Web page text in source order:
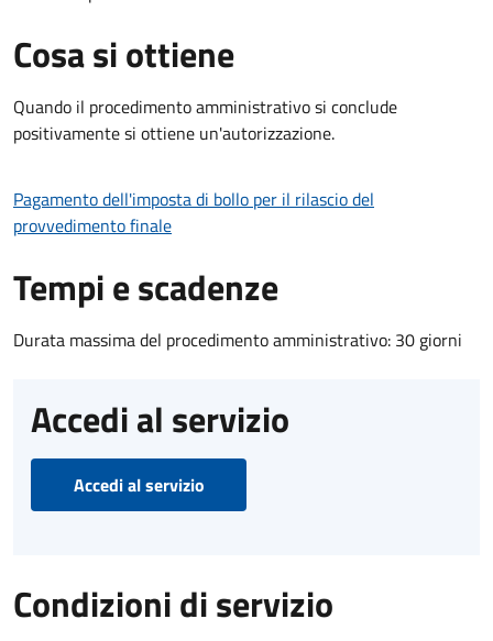
Cosa si ottiene
Quando il procedimento amministrativo si conclude
positivamente si ottiene un'autorizzazione.
Pagamento dell'imposta di bollo per il rilascio del
provvedimento finale
Tempi e scadenze
Durata massima del procedimento amministrativo: 30 giorni
Accedi al servizio
Accedi al servizio
Condizioni di servizio